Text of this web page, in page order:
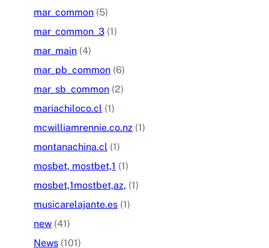
mar_common (5)
mar_common_3 (1)
mar_main (4)
mar_pb_common (6)
mar_sb_common (2)
mariachiloco.cl (1)
mcwilliamrennie.co.nz (1)
montanachina.cl (1)
mosbet, mostbet,1 (1)
mosbet,1mostbet,az, (1)
musicarelajante.es (1)
new (41)
News (101)